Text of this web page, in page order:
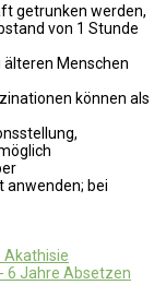
getrunken werden,
von 1 Stunde
Menschen
können als
anwenden; bei
Akathisie
6 Jahre Absetzen